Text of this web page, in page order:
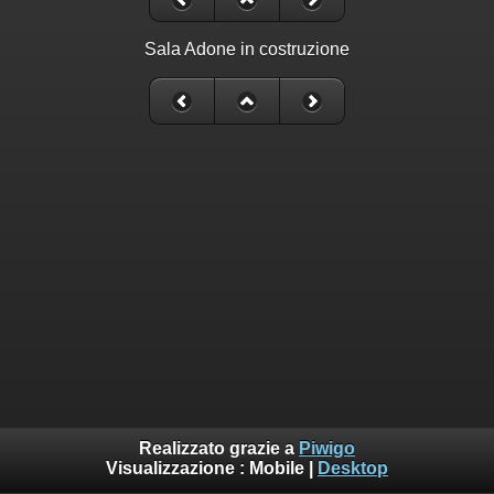
Sala Adone in costruzione
Realizzato grazie a Piwigo
Visualizzazione : Mobile Desktop